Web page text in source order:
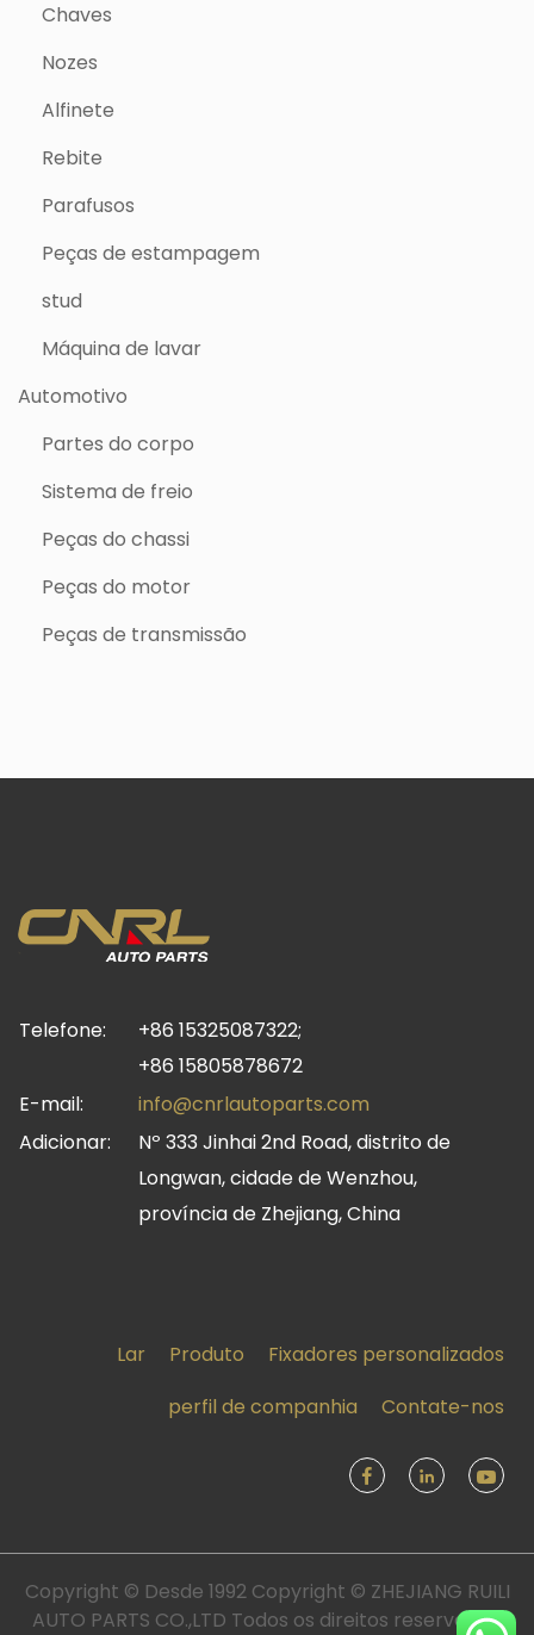
Chaves
Nozes
Alfinete
Rebite
Parafusos
Peças de estampagem
stud
Máquina de lavar
Automotivo
Partes do corpo
Sistema de freio
Peças do chassi
Peças do motor
Peças de transmissão
Telefone:
+86 15325087322;
+86 15805878672
E-mail:
info@cnrlautoparts.com
Adicionar:
Nº 333 Jinhai 2nd Road, distrito de
Longwan, cidade de Wenzhou,
província de Zhejiang, China
Lar Produto
Fixadores personalizados
perfil de companhia
Contate-nos
Copyright © Desde 1992 Copyright © ZHEJIANG RUILI
AUTO PARTS CO.,LTD Todos os direitos reservados.